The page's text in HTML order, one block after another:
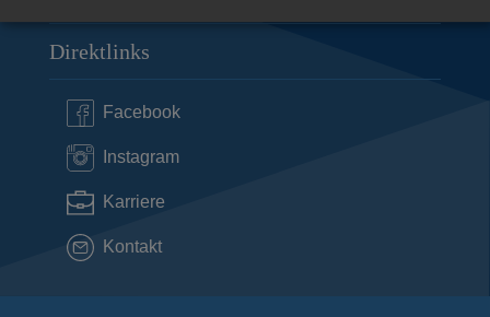
Direktlinks
Facebook
Instagram
Karriere
Kontakt